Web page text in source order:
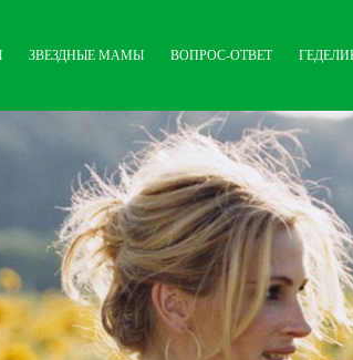
ЗВЕЗДНЫЕ МАМЫ ВОПРОС-ОТВЕТ